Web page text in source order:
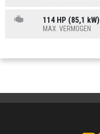
114 HP (85,1 kW)
MAX. VERMOGEN